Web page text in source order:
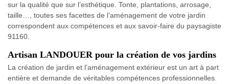
sur la qualité que sur l’esthétique. Tonte, plantations, arrosage,
taille…, toutes ses facettes de l’aménagement de votre jardin
correspondent aux compétences et aux savoir-faire du paysagiste
91160.
Artisan LANDOUER pour la création de vos jardins
La création de jardin et l’aménagement extérieur est un art à part
entière et demande de véritables compétences professionnelles.